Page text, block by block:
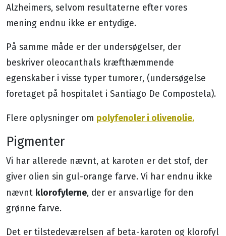
Alzheimers, selvom resultaterne efter vores
mening endnu ikke er entydige.
På samme måde er der undersøgelser, der
beskriver oleocanthals kræfthæmmende
egenskaber i visse typer tumorer, (undersøgelse
foretaget på hospitalet i Santiago De Compostela).
Flere oplysninger om polyfenoler i olivenolie.
Pigmenter
Vi har allerede nævnt, at karoten er det stof, der
giver olien sin gul-orange farve. Vi har endnu ikke
nævnt klorofylerne, der er ansvarlige for den
grønne farve.
Det er tilstedeværelsen af ​​beta-karoten og klorofyl